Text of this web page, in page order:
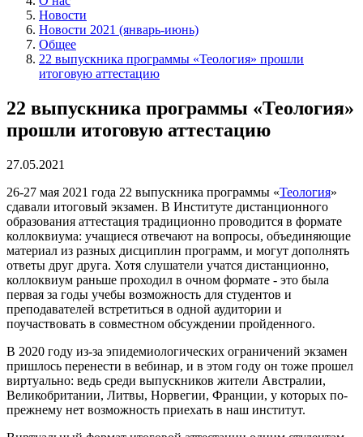
Новости
Новости 2021 (январь-июнь)
Общее
22 выпускника программы «Теология» прошли
итоговую аттестацию
22 выпускника программы «Теология»
прошли итоговую аттестацию
27.05.2021
26-27 мая 2021 года 22 выпускника программы «Теология»
сдавали итоговый экзамен. В Институте дистанционного
образования аттестация традиционно проводится в формате
коллоквиума: учащиеся отвечают на вопросы, объединяющие
материал из разных дисциплин программ, и могут дополнять
ответы друг друга. Хотя слушатели учатся дистанционно,
коллоквиум раньше проходил в очном формате - это была
первая за годы учебы возможность для студентов и
преподавателей встретиться в одной аудитории и
поучаствовать в совместном обсуждении пройденного.
В 2020 году из-за эпидемиологических ограничений экзамен
пришлось перенести в вебинар, и в этом году он тоже прошел
виртуально: ведь среди выпускников жители Австралии,
Великобритании, Литвы, Норвегии, Франции, у которых по-
прежнему нет возможность приехать в наш институт.